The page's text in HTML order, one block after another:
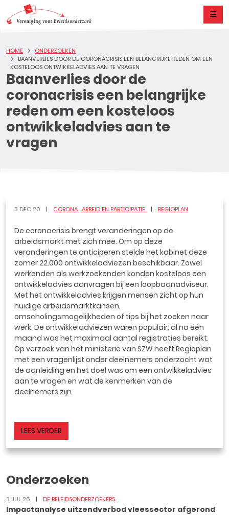
Baanverlies door de
coronacrisis een belangrijke
reden om een kosteloos
ontwikkeladvies aan te
vragen
HOME
ONDERZOEKEN
BAANVERLIES DOOR DE CORONACRISIS EEN BELANGRIJKE REDEN OM EEN
KOSTELOOS ONTWIKKELADVIES AAN TE VRAGEN
3 DEC 20 CORONA ARBEID EN PARTICIPATIE REGIOPLAN
De coronacrisis brengt veranderingen op de
arbeidsmarkt met zich mee. Om op deze
veranderingen te anticiperen stelde het kabinet deze
zomer 22.000 ontwikkeladviezen beschikbaar. Zowel
werkenden als werkzoekenden konden kosteloos een
ontwikkeladvies aanvragen bij een loopbaanadviseur.
Met het ontwikkeladvies krijgen mensen zicht op hun
huidige arbeidsmarktkansen,
omscholingsmogelijkheden of tips bij het zoeken naar
werk. De ontwikkeladviezen waren populair; al na één
maand was het maximaal aantal registraties bereikt.
Op verzoek van het ministerie van SZW heeft Regioplan
met een vragenlijst onder deelnemers onderzocht wat
de aanleiding en het doel was om een ontwikkeladvies
aan te vragen en wat de kenmerken van de
deelnemers zijn.
LEES VERDER
Onderzoeken
3 JUL 26 DE BELEIDSONDERZOEKERS
Impactanalyse uitzendverbod vleessector afgerond